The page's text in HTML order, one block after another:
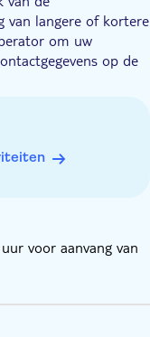
van langere of kortere
om uw
op de
geschikt voor
aanwezig. Als u
mogelijk
aan deze activiteit is
voordat u aan
voor aanvang van